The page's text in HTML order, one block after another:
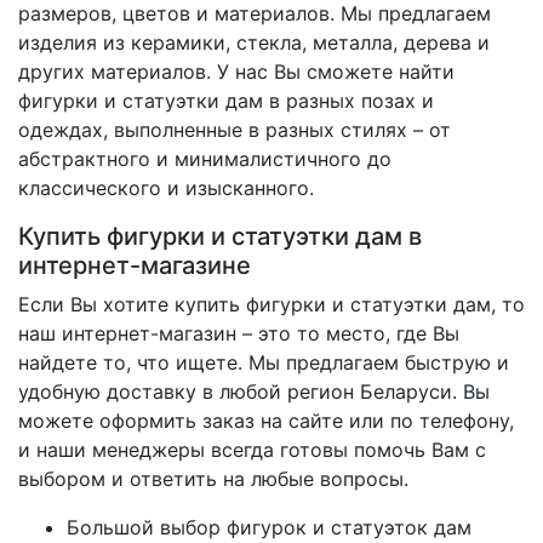
размеров, цветов и материалов. Мы предлагаем
изделия из керамики, стекла, металла, дерева и
других материалов. У нас Вы сможете найти
фигурки и статуэтки дам в разных позах и
одеждах, выполненные в разных стилях – от
абстрактного и минималистичного до
классического и изысканного.
Купить фигурки и статуэтки дам в
интернет-магазине
Если Вы хотите купить фигурки и статуэтки дам, то
наш интернет-магазин – это то место, где Вы
найдете то, что ищете. Мы предлагаем быструю и
удобную доставку в любой регион Беларуси. Вы
можете оформить заказ на сайте или по телефону,
и наши менеджеры всегда готовы помочь Вам с
выбором и ответить на любые вопросы.
Большой выбор фигурок и статуэток дам